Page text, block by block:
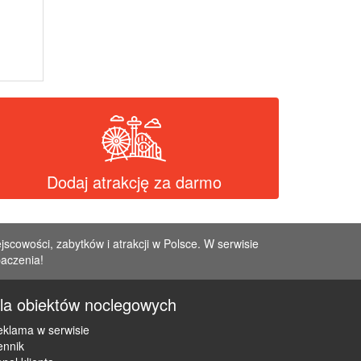
Dodaj atrakcję za darmo
zabytków i atrakcji w Polsce. W serwisie
obiektów noclegowych
w serwisie